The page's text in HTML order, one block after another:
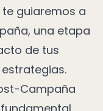
guiaremos a
una etapa
de tus
Campaña